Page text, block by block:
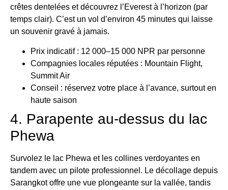
crêtes dentelées et découvrez l’Everest à l’horizon (par
temps clair). C’est un vol d’environ 45 minutes qui laisse
un souvenir gravé à jamais.
Prix indicatif : 12 000–15 000 NPR par personne
Compagnies locales réputées : Mountain Flight,
Summit Air
Conseil : réservez votre place à l’avance, surtout en
haute saison
4. Parapente au-dessus du lac
Phewa
Survolez le lac Phewa et les collines verdoyantes en
tandem avec un pilote professionnel. Le décollage depuis
Sarangkot offre une vue plongeante sur la vallée, tandis